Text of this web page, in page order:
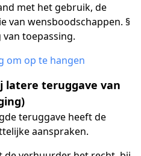
met het gebruik, de
van wensboodschappen. §
toepassing.
om op te hangen
latere teruggave van
teruggave heeft de
aanspraken.